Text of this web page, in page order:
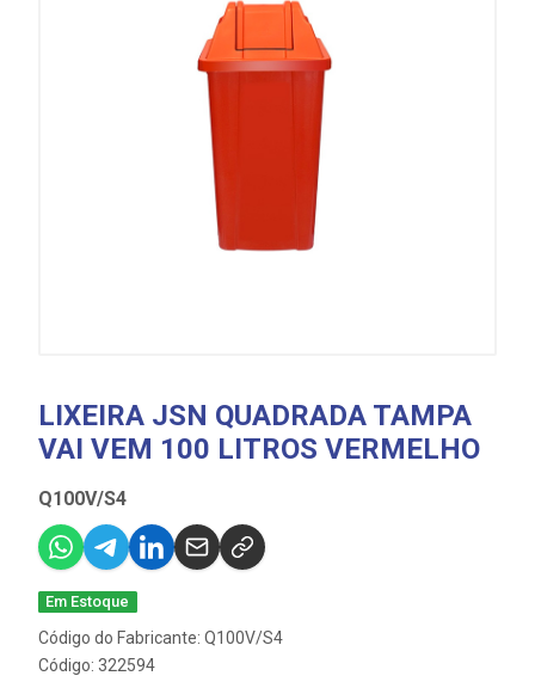
LIXEIRA JSN QUADRADA TAMPA
VAI VEM 100 LITROS VERMELHO
Q100V/S4
Em Estoque
Código do Fabricante: Q100V/S4
Código: 322594